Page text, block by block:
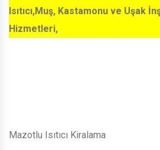
Isıtıcı,Muş, Kastamonu ve Uşak
Hizmetleri,
Mazotlu Isıtıcı Kiralama